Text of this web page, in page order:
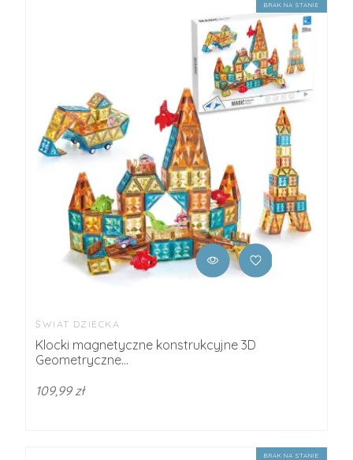
ŚWIAT DZIECKA
Klocki magnetyczne konstrukcyjne 3D
Geometryczne...
109,99 zł
BRAK NA STANIE
BRAK NA STANIE